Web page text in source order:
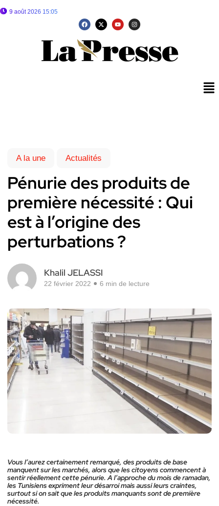
9 août 2026 15:05
A la une Actualités
Pénurie des produits de
première nécessité : Qui
est à l’origine des
perturbations ?
Khalil JELASSI
22 février 2022 6 min de lecture
Vous l’aurez certainement remarqué, des produits de base
manquent sur les marchés, alors que les citoyens commencent à
sentir réellement cette pénurie. A l’approche du mois de ramadan,
les Tunisiens expriment leur désarroi mais aussi leurs craintes,
surtout si on sait que les produits manquants sont de première
nécessité.